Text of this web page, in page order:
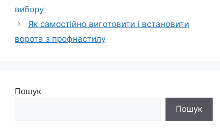
вибору
Як самостійно виготовити і встановити
ворота з профнастилу
Пошук
Пошук